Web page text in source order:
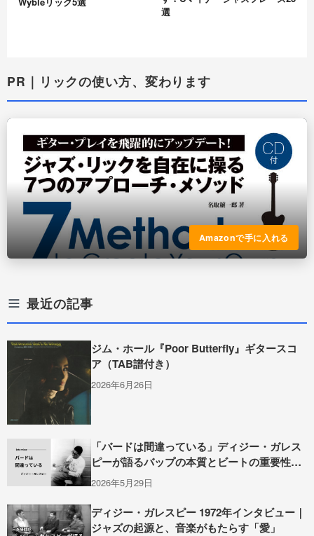
選
PR｜リックの使い方、変わります
Amazonで手に入れる
最近の記事
ジム・ホール『Poor Butterfly』ギタースコ
ア（TAB譜付き）
2026年6月26日
「バードは間違っている」ディジー・ガレス
ピーが語るバップの本質とビートの重要性
（1949年インタビュー）
2026年5月29日
ディジー・ガレスピー 1972年インタビュー｜
ジャズの起源と、音楽がもたらす「愛」